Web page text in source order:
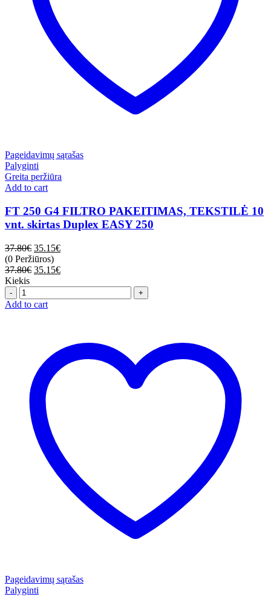
Pageidavimų sąrašas
Palyginti
Greita peržiūra
Add to cart
FT 250 G4 FILTRO PAKEITIMAS, TEKSTILĖ 10
vnt. skirtas Duplex EASY 250
37.80€ 35.15€
(0 Peržiūros)
37.80€ 35.15€
Kiekis
Quantity
Add to cart
Pageidavimų sąrašas
Palyginti